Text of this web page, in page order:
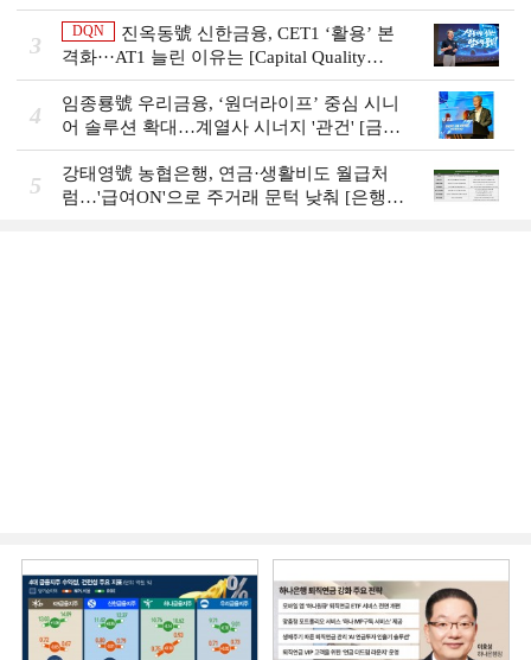
비즈니스 돋보기]
3
DQN
진옥동號 신한금융, CET1 ‘활용’ 본
격화···AT1 늘린 이유는 [Capital Quality
Review]
4
임종룡號 우리금융, ‘원더라이프’ 중심 시니
어 솔루션 확대…계열사 시너지 '관건' [금융
시니어 비즈니스 돋보기]
5
강태영號 농협은행, 연금·생활비도 월급처
럼…'급여ON'으로 주거래 문턱 낮춰 [은행권